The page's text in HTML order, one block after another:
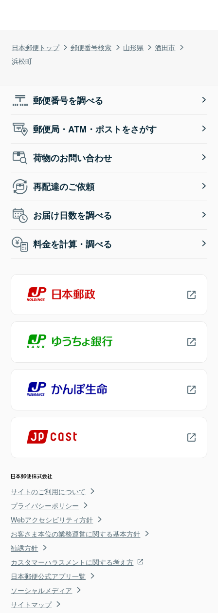
日本郵便トップ 郵便番号検索 山形県
酒田市
浜松町
郵便番号を調べる
郵便局・ATM・ポストをさがす
荷物のお問い合わせ
再配達のご依頼
お届け日数を調べる
料金を計算・調べる
サイトのご利用について
プライバシーポリシー
Webアクセシビリティ方針
お客さま本位の業務運営に関する基本方針
勧誘方針
カスタマーハラスメントに関する考え方
日本郵便公式アプリ一覧
ソーシャルメディア
サイトマップ